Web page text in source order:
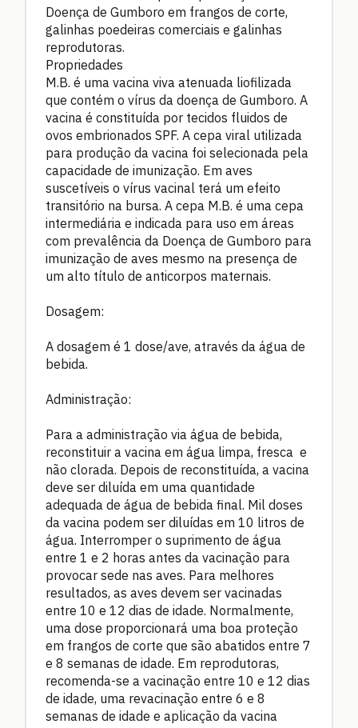
Doença de Gumboro em frangos de corte,
galinhas poedeiras comerciais e galinhas
reprodutoras.
Propriedades
M.B. é uma vacina viva atenuada liofilizada
que contém o vírus da doença de Gumboro. A
vacina é constituída por tecidos fluidos de
ovos embrionados SPF. A cepa viral utilizada
para produção da vacina foi selecionada pela
capacidade de imunização. Em aves
suscetíveis o vírus vacinal terá um efeito
transitório na bursa. A cepa M.B. é uma cepa
intermediária e indicada para uso em áreas
com prevalência da Doença de Gumboro para
imunização de aves mesmo na presença de
um alto título de anticorpos maternais.
Dosagem:
A dosagem é 1 dose/ave, através da água de
bebida.
Administração:
Para a administração via água de bebida,
reconstituir a vacina em água limpa, fresca e
não clorada. Depois de reconstituída, a vacina
deve ser diluída em uma quantidade
adequada de água de bebida final. Mil doses
da vacina podem ser diluídas em 10 litros de
água. Interromper o suprimento de água
entre 1 e 2 horas antes da vacinação para
provocar sede nas aves. Para melhores
resultados, as aves devem ser vacinadas
entre 10 e 12 dias de idade. Normalmente,
uma dose proporcionará uma boa proteção
em frangos de corte que são abatidos entre 7
e 8 semanas de idade. Em reprodutoras,
recomenda-se a vacinação entre 10 e 12 dias
de idade, uma revacinação entre 6 e 8
semanas de idade e aplicação da vacina